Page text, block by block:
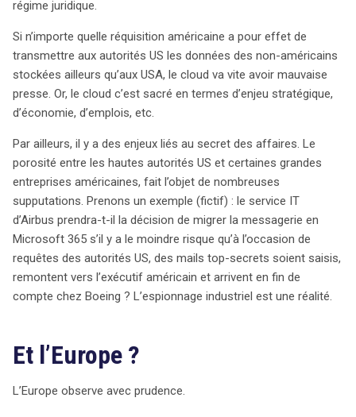
régime juridique.
Si n’importe quelle réquisition américaine a pour effet de
transmettre aux autorités US les données des non-américains
stockées ailleurs qu’aux USA, le cloud va vite avoir mauvaise
presse. Or, le cloud c’est sacré en termes d’enjeu stratégique,
d’économie, d’emplois, etc.
Par ailleurs, il y a des enjeux liés au secret des affaires. Le
porosité entre les hautes autorités US et certaines grandes
entreprises américaines, fait l’objet de nombreuses
supputations. Prenons un exemple (fictif) : le service IT
d’Airbus prendra-t-il la décision de migrer la messagerie en
Microsoft 365 s’il y a le moindre risque qu’à l’occasion de
requêtes des autorités US, des mails top-secrets soient saisis,
remontent vers l’exécutif américain et arrivent en fin de
compte chez Boeing ? L’espionnage industriel est une réalité.
Et l’Europe ?
L’Europe observe avec prudence.